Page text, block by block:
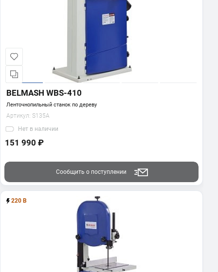
BELMASH WBS-410
Ленточнопильный станок по дереву
Артикул: S135A
Нет в наличии
151 990 ₽
Сообщить о поступлении
220 В